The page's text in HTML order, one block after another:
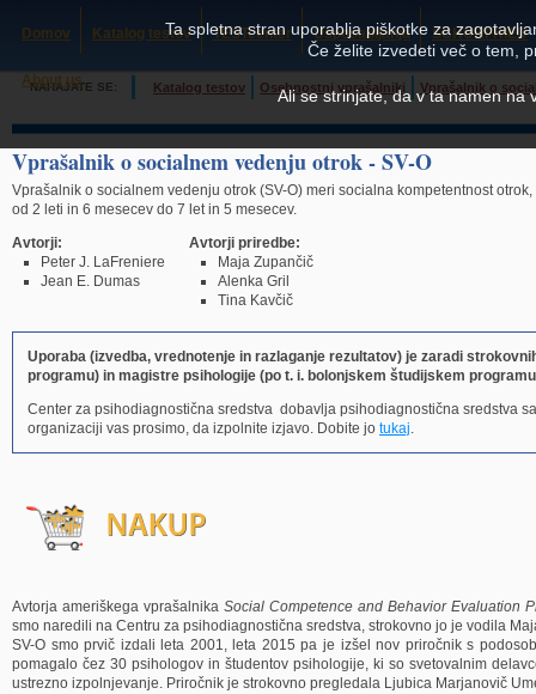
Domov Katalog testov TESTcenter Usposabljanja SCHUHFRIED
About us
NAHAJATE SE: Katalog testov Osebnostni vprašalniki Vprašalnik o
Vprašalnik o socialnem vedenju otrok - SV-O
Vprašalnik o socialnem vedenju otrok (SV-O) meri socialna kompetentnost
od 2 leti in 6 mesecev do 7 let in 5 mesecev.
Avtorji:
Peter J. LaFreniere
Jean E. Dumas
Avtorji priredbe:
Maja Zupančič
Alenka Gril
Tina Kavčič
Uporaba (izvedba, vrednotenje in razlaganje rezultatov) je zaradi
programu) in magistre psihologije (po t. i. bolonjskem študijskem
Center za psihodiagnostična sredstva dobavlja psihodiagnostična sredstva
organizaciji vas prosimo, da izpolnite izjavo. Dobite jo tukaj.
Avtorja ameriškega vprašalnikaSocial Competence and Behavior Evaluation
smo naredili na Centru za psihodiagnostična sredstva, strokovno jo je vodila
SV-O smo prvič izdali leta 2001, leta 2015 pa je izšel nov priročnik s
pomagalo čez 30 psihologov in študentov psihologije, ki so svetovalnim
ustrezno izpolnjevanje. Priročnik je strokovno pregledala Ljubica Marjanovič
Ta spletna stran uporablja piškotke za
Če želite izvedeti več o tem,
Ali se strinjate, da v ta namen na